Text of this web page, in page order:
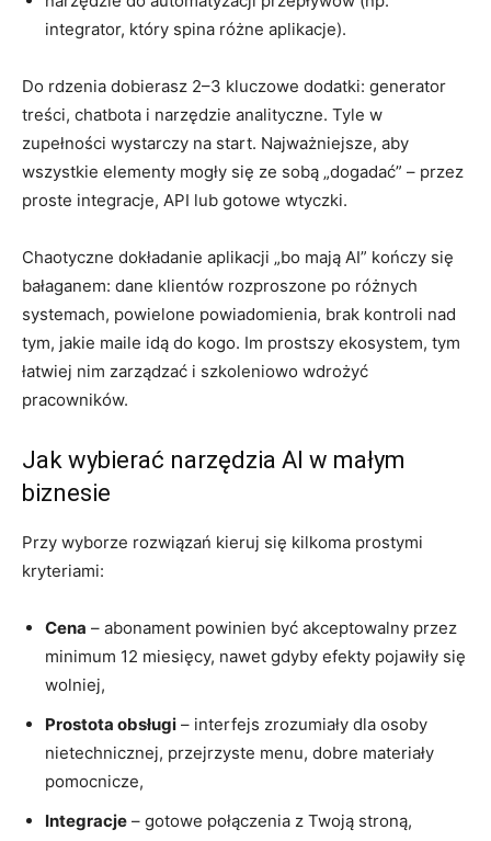
integrator, który spina różne aplikacje).
Do rdzenia dobierasz 2–3 kluczowe dodatki: generator
treści, chatbota i narzędzie analityczne. Tyle w
zupełności wystarczy na start. Najważniejsze, aby
wszystkie elementy mogły się ze sobą „dogadać” – przez
proste integracje, API lub gotowe wtyczki.
Chaotyczne dokładanie aplikacji „bo mają AI” kończy się
bałaganem: dane klientów rozproszone po różnych
systemach, powielone powiadomienia, brak kontroli nad
tym, jakie maile idą do kogo. Im prostszy ekosystem, tym
łatwiej nim zarządzać i szkoleniowo wdrożyć
pracowników.
Jak wybierać narzędzia AI w małym
biznesie
Przy wyborze rozwiązań kieruj się kilkoma prostymi
kryteriami:
Cena – abonament powinien być akceptowalny przez
minimum 12 miesięcy, nawet gdyby efekty pojawiły się
wolniej,
Prostota obsługi – interfejs zrozumiały dla osoby
nietechnicznej, przejrzyste menu, dobre materiały
pomocnicze,
Integracje – gotowe połączenia z Twoją stroną,